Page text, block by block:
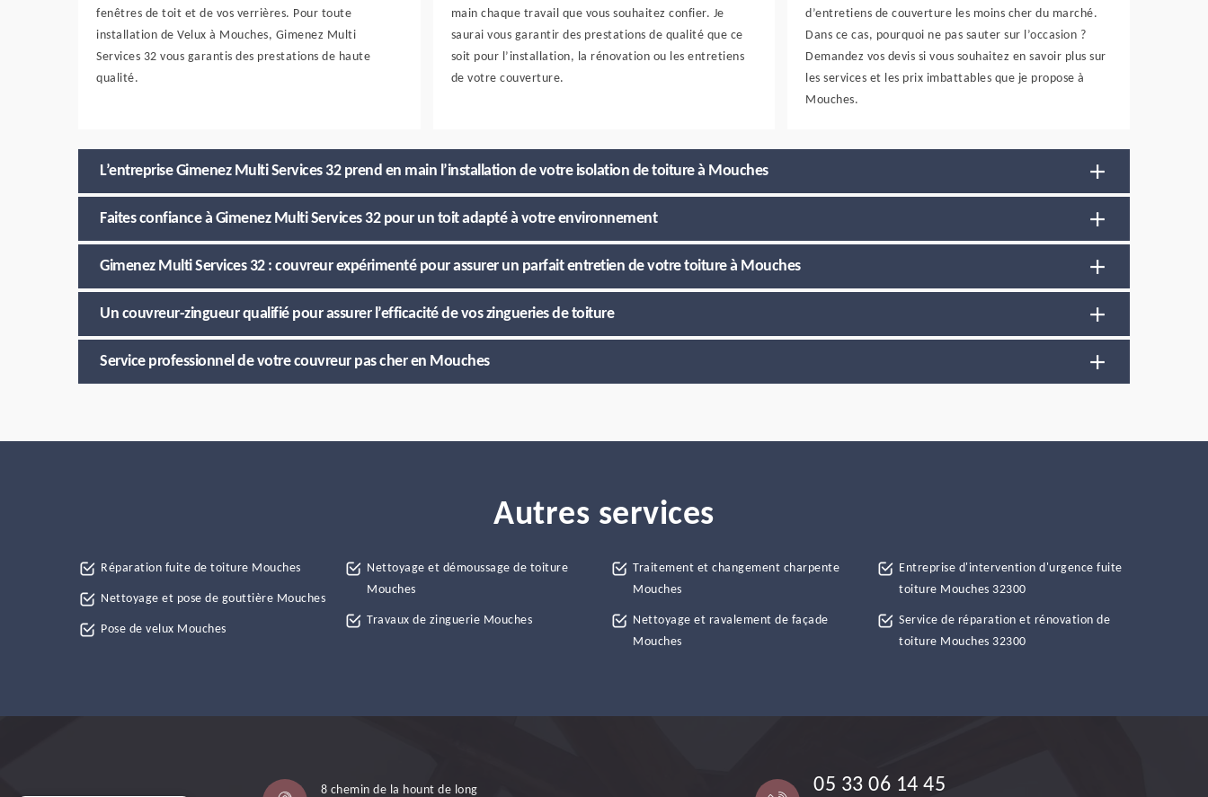
fenêtres de toit et de vos verrières. Pour toute
installation de Velux à Mouches, Gimenez Multi
Services 32 vous garantis des prestations de haute
qualité.
main chaque travail que vous souhaitez confier. Je
saurai vous garantir des prestations de qualité que ce
soit pour l’installation, la rénovation ou les entretiens
de votre couverture.
d’entretiens de couverture les moins cher du marché.
Dans ce cas, pourquoi ne pas sauter sur l’occasion ?
Demandez vos devis si vous souhaitez en savoir plus sur
les services et les prix imbattables que je propose à
Mouches.
L’entreprise Gimenez Multi Services 32 prend en main l’installation de votre isolation de toiture à Mouches
Faites confiance à Gimenez Multi Services 32 pour un toit adapté à votre environnement
Gimenez Multi Services 32 : couvreur expérimenté pour assurer un parfait entretien de votre toiture à Mouches
Un couvreur-zingueur qualifié pour assurer l’efficacité de vos zingueries de toiture
Service professionnel de votre couvreur pas cher en Mouches
Autres services
Réparation fuite de toiture Mouches
Nettoyage et pose de gouttière Mouches
Pose de velux Mouches
Nettoyage et démoussage de toiture
Mouches
Travaux de zinguerie Mouches
Traitement et changement charpente
Mouches
Nettoyage et ravalement de façade
Mouches
Entreprise d'intervention d'urgence fuite
toiture Mouches 32300
Service de réparation et rénovation de
toiture Mouches 32300
8 chemin de la hount de long 05 33 06 14 45